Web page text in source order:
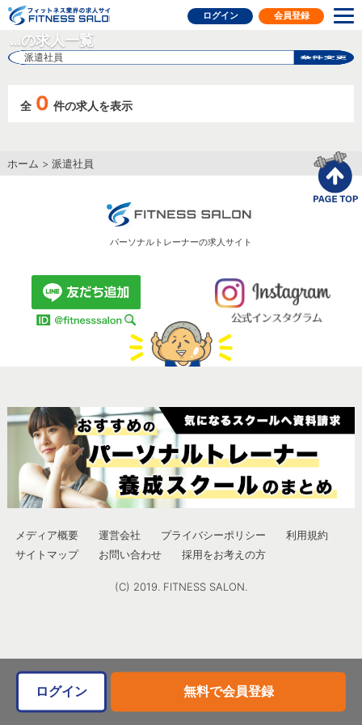
フィットネス業界の求人
ログイン 会員登録
…の求人一覧
派遣社員
全 0 件の求人を表示
ログイン 無料で会員登録
ホーム > 派遣社員
パーソナルトレーナーの求人サイト
メディア概要 運営会社 プライバシーポリシー
利用規約
サイトマップ
お問い合わせ 採用をお考えの方
(C) 2019. FITNESS SALON.